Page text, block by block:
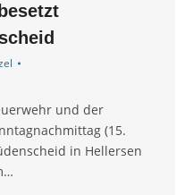
und der
(15.
in Hellersen